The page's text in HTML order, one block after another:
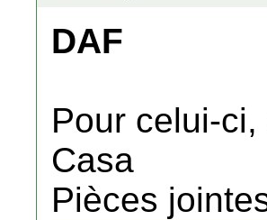
DAF
Pour celui-
Casa
Pièces